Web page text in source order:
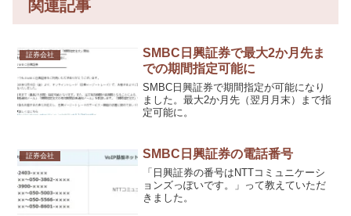
関連記事
証券会社
SMBC日興証券で最大2か月先ま
での期間指定可能に
SMBC日興証券で期間指定が可能になり
ました。最大2か月先（翌月月末）まで指
定可能に。
証券会社 SMBC日興証券の電話番号
「日興証券の番号はNTTコミュニケーシ
ョンズっぽいです。」って教えていただ
きました。